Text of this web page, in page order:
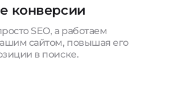
конверсии
SEO, а работаем
сайтом, повышая его
в поиске.